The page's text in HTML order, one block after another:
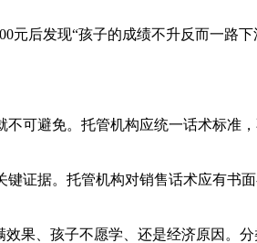
元后发现“孩子的成绩不升反而一路
可避免。托管机构应统一话术标准
证据。托管机构对销售话术应有书
、孩子不愿学、还是经济原因。分